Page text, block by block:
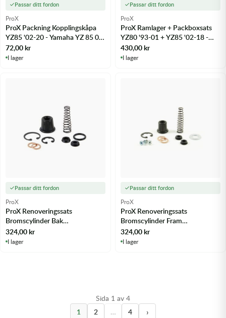
Passar ditt fordon
ProX
ProX Packning Kopplingskåpa
YZ85 '02-20 - Yamaha YZ 85 02-
21
72,00kr
I lager
Passar ditt fordon
ProX
ProX Ramlager + Packboxsats
YZ80 '93-01 + YZ85 '02-18 -
m.fl.
430,00kr
I lager
Passar ditt fordon
ProX
ProX Renoveringssats
Bromscylinder Bak
CR125/250/500 '87-01 - m.fl.
324,00kr
I lager
Passar ditt fordon
ProX
ProX Renoveringssats
Bromscylinder Fram
CR125/250/500 '99-07 - m.fl.
324,00kr
I lager
Sida 1 av 4
1
2 … 4 ›